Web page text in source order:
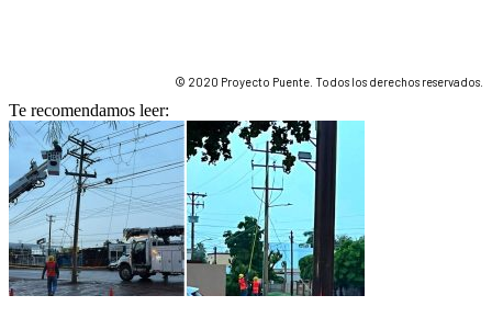
© 2020 Proyecto Puente. Todos los derechos reservados.
Te recomendamos leer: